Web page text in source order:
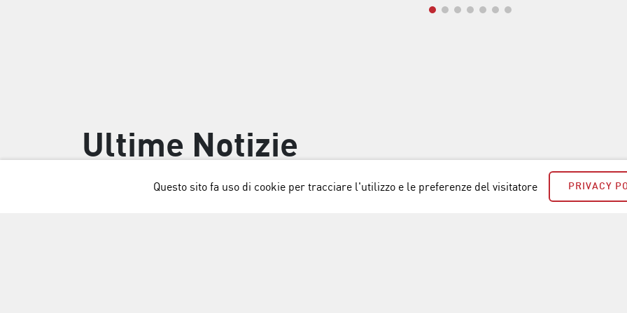
Questo sito fa uso di cookie per tracciare l'utilizzo e le preferenze del visitatore PRIVACY
Ultime Notizie